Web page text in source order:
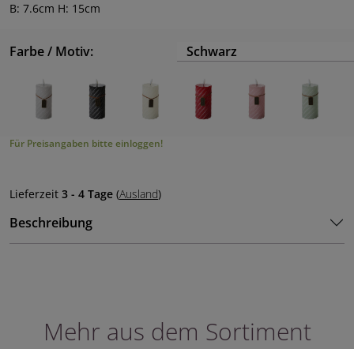
B: 7.6cm H: 15cm
Farbe / Motiv: Schwarz
Für Preisangaben bitte einloggen!
Lieferzeit 3 - 4 Tage (Ausland)
Beschreibung
Mehr aus dem Sortiment